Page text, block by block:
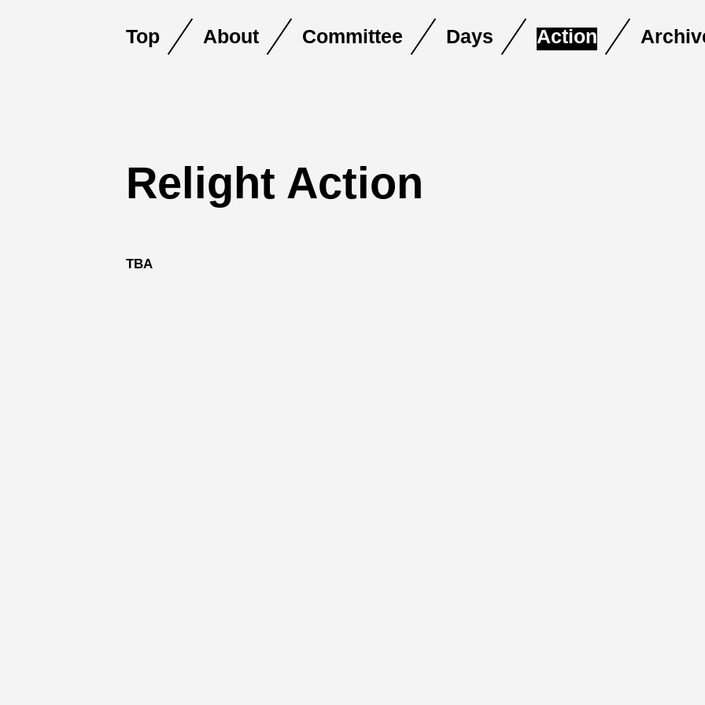
to
content
Top About Committee Days Action
Relight Action
TBA